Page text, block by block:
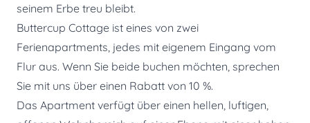
seinem Erbe treu bleibt.
Buttercup Cottage ist eines von zwei
Ferienapartments, jedes mit eigenem Eingang vom
Flur aus. Wenn Sie beide buchen möchten, sprechen
Sie mit uns über einen Rabatt von 10 %.
Das Apartment verfügt über einen hellen, luftigen,